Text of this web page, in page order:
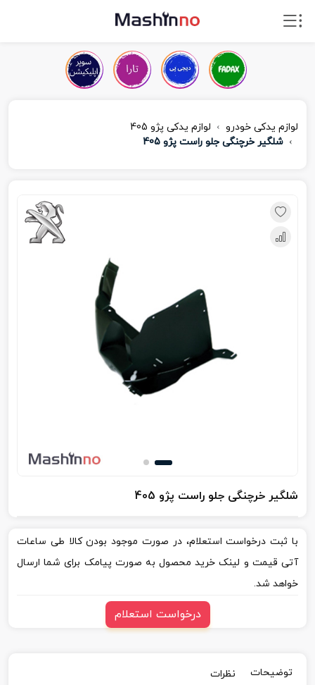
لوازم یدکی خودرو
لوازم یدکی پژو 405
شلگیر خرچنگی جلو راست پژو 405
شلگیر خرچنگی جلو راست پژو 405
با ثبت درخواست استعلام، در صورت موجود بودن کالا طی ساعات
آتی قیمت و لینک خرید محصول به صورت پیامک برای شما ارسال
خواهد شد.
درخواست استعلام
توضیحات نظرات